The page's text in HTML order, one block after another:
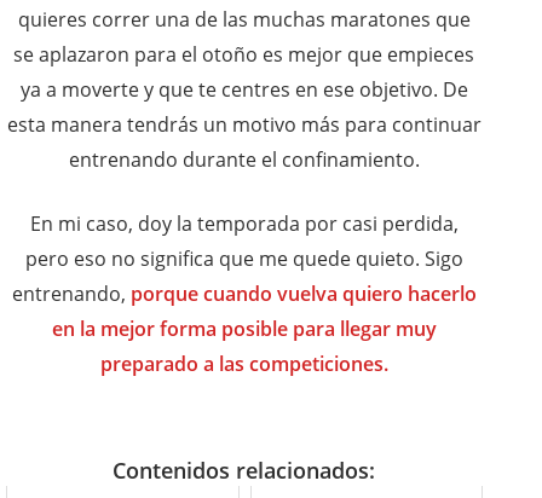
quieres correr una de las muchas maratones que
se aplazaron para el otoño es mejor que empieces
ya a moverte y que te centres en ese objetivo. De
esta manera tendrás un motivo más para continuar
entrenando durante el confinamiento.
En mi caso, doy la temporada por casi perdida,
pero eso no significa que me quede quieto. Sigo
entrenando, porque cuando vuelva quiero hacerlo
en la mejor forma posible para llegar muy
preparado a las competiciones.
Contenidos relacionados: